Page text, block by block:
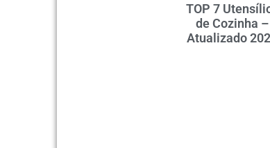
TOP 7
de Cozinha –
Atualizado